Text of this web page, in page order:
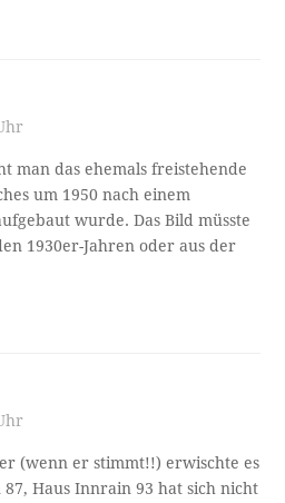
man das ehemals freistehende
um 1950 nach einem
wurde. Das Bild müsste
1930er-Jahren oder aus der
(wenn er stimmt!!) erwischte es
Haus Innrain 93 hat sich nicht